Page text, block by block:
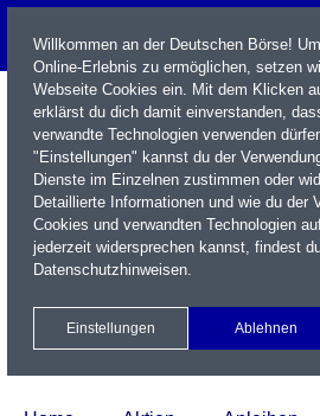
Name / WKN / ISIN / Kürzel
Xetra Realtime
Watchlist
Willkommen an der Deutschen Börse!
Online-Erlebnis zu ermöglichen, setzen
Webseite Cookies ein. Mit dem Klicken
erklärst du dich damit einverstanden,
verwandte Technologien verwenden
"Einstellungen" kannst du der
Dienste im Einzelnen zustimmen oder
Detaillierte Informationen und wie du der
Cookies und verwandten Technologien
jederzeit widersprechen kannst, findest
Datenschutzhinweisen.
Einstellungen Ablehnen